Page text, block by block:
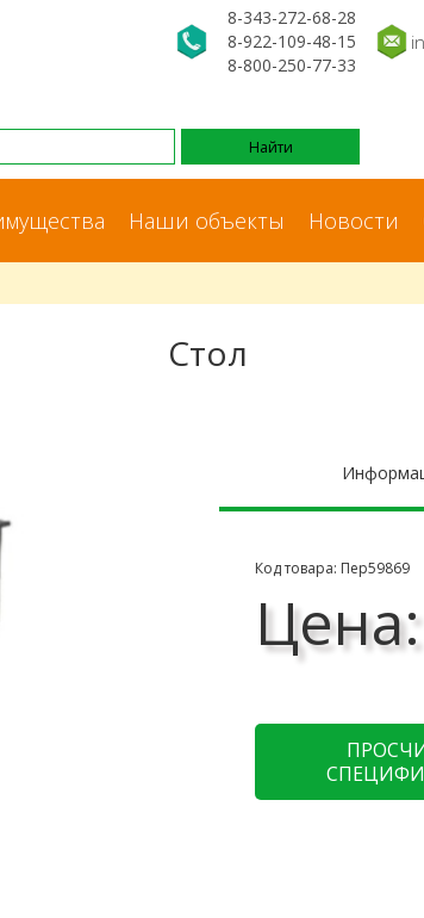
8-343-272-68-28
8-922-109-48-15
8-800-250-77-33
Наши объекты Новости
Стол
Код товара: Пер59869